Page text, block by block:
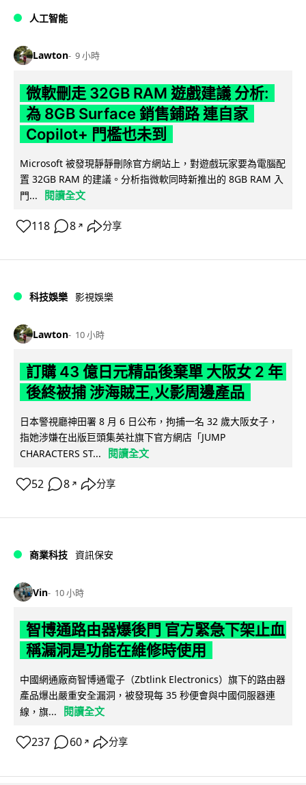
人工智能
Lawton 9 小時
微軟刪走 32GB RAM 遊戲建議 分析:
為 8GB Surface 銷售鋪路 連自家
Copilot+ 門檻也未到
Microsoft 被發現靜靜刪除官方網站上，對遊戲玩家要為電腦配
置 32GB RAM 的建議。分析指微軟同時新推出的 8GB RAM 入
門...
閱讀全文
118 8 ↗ 分享
科技娛樂 影視娛樂
Lawton 10 小時
訂購 43 億日元精品後棄單 大阪女 2 年
後終被捕 涉海賊王,火影周邊產品
日本警視廳神田署 8 月 6 日公布，拘捕一名 32 歲大阪女子，
指她涉嫌在出版巨頭集英社旗下官方網店「JUMP
CHARACTERS ST...
閱讀全文
52 8 ↗ 分享
商業科技 資訊保安
Vin 10 小時
智博通路由器爆後門 官方緊急下架止血
稱漏洞是功能在維修時使用
中國網通廠商智博通電子（Zbtlink Electronics）旗下的路由器
產品爆出嚴重安全漏洞，被發現每 35 秒便會與中國伺服器連
線，旗...
閱讀全文
237 60 ↗ 分享